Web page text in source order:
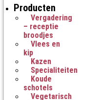
Producten
Vergadering
– receptie
broodjes
Vlees en
kip
Kazen
Specialiteiten
Koude
schotels
Vegetarisch